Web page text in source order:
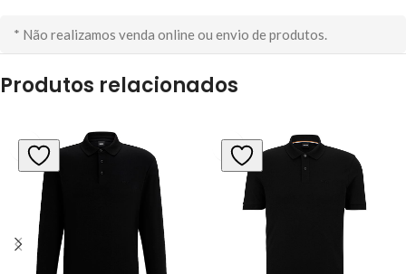
* Não realizamos venda online ou envio de produtos.
Produtos relacionados